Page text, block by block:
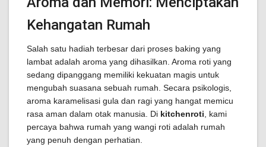
Kehangatan Rumah
Salah satu hadiah terbesar dari proses baking yang
lambat adalah aroma yang dihasilkan. Aroma roti yang
sedang dipanggang memiliki kekuatan magis untuk
mengubah suasana sebuah rumah. Secara psikologis,
aroma karamelisasi gula dan ragi yang hangat memicu
rasa aman dalam otak manusia. Di kitchenroti , kami
percaya bahwa rumah yang wangi roti adalah rumah
yang penuh dengan perhatian.